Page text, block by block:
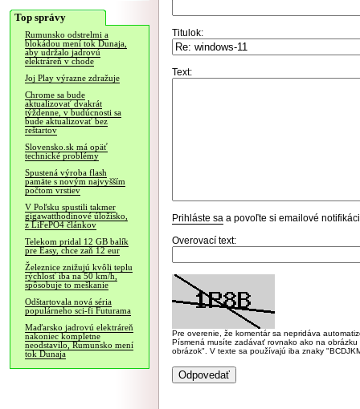
Top správy
Rumunsko odstrelmi a
blokádou mení tok Dunaja,
aby udržalo jadrovú
elektráreň v chode
Joj Play výrazne zdražuje
Chrome sa bude
aktualizovať dvakrát
týždenne, v budúcnosti sa
bude aktualizovať bez
reštartov
Slovensko.sk má opäť
technické problémy
Spustená výroba flash
pamäte s novým najvyšším
počtom vrstiev
V Poľsku spustili takmer
gigawatthodinové úložisko,
z LiFePO4 článkov
Telekom pridal 12 GB balík
pre Easy, chce zaň 12 eur
Železnice znižujú kvôli teplu
rýchlosť iba na 50 km/h,
spôsobuje to meškanie
Odštartovala nová séria
populárneho sci-fi Futurama
Maďarsko jadrovú elektráreň
nakoniec kompletne
neodstavilo, Rumunsko mení
tok Dunaja
Titulok:
Text:
Prihláste sa a povoľte si emailové
Overovací text:
Pre overenie, že komentár sa nepridáva
Písmená musíte zadávať rovnako ako na
obrázok". V texte sa používajú iba znaky